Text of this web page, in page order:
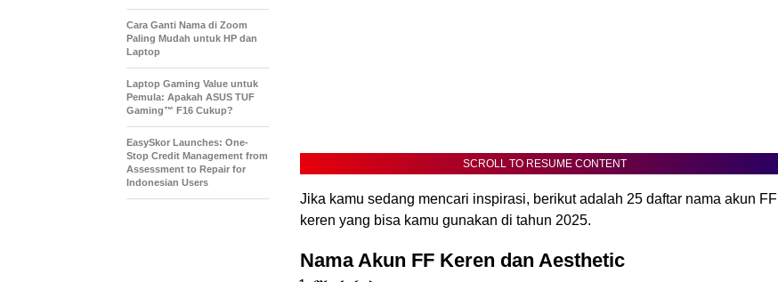
SCROLL TO RESUME CONTENT
Jika kamu sedang mencari inspirasi, berikut adalah 25 daftar nama akun FF
keren yang bisa kamu gunakan di tahun 2025.
Nama Akun FF Keren dan Aesthetic
Cara Ganti Nama di Zoom
Paling Mudah untuk HP dan
Laptop
Laptop Gaming Value untuk
Pemula: Apakah ASUS TUF
Gaming™ F16 Cukup?
EasySkor Launches: One-
Stop Credit Management from
Assessment to Repair for
Indonesian Users